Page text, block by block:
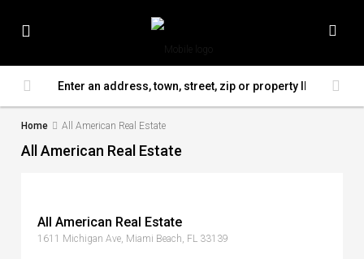
Home All American Real Estate
All American Real Estate
All American Real Estate
1611 Michigan Ave, Miami Beach, FL 33139